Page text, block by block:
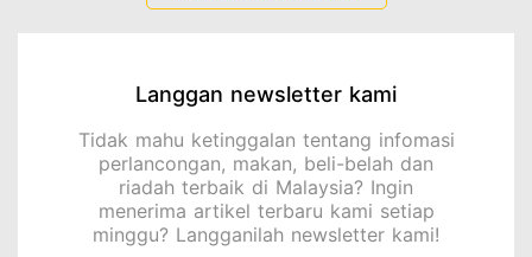
Langgan newsletter kami
Tidak mahu ketinggalan tentang infomasi
perlancongan, makan, beli-belah dan
riadah terbaik di Malaysia? Ingin
menerima artikel terbaru kami setiap
minggu? Langganilah newsletter kami!